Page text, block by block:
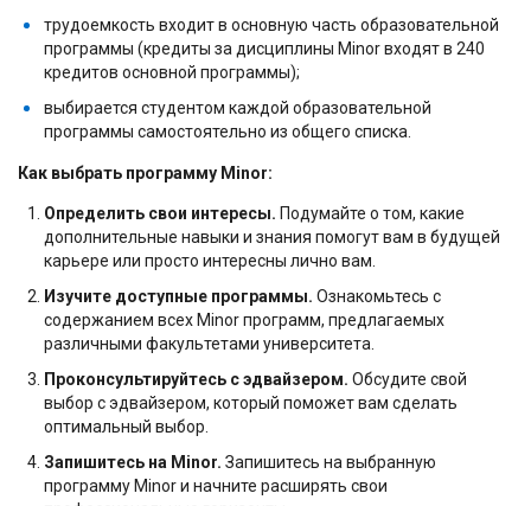
трудоемкость входит в основную часть образовательной
программы (кредиты за дисциплины Minor входят в 240
кредитов основной программы);
выбирается студентом каждой образовательной
программы самостоятельно из общего списка.
Как выбрать программу Minor:
Определить свои интересы. Подумайте о том, какие
дополнительные навыки и знания помогут вам в будущей
карьере или просто интересны лично вам.
Изучите доступные программы. Ознакомьтесь с
содержанием всех Minor программ, предлагаемых
различными факультетами университета.
Проконсультируйтесь с эдвайзером. Обсудите свой
выбор с эдвайзером, который поможет вам сделать
оптимальный выбор.
Запишитесь на Minor. Запишитесь на выбранную
программу Minor и начните расширять свои